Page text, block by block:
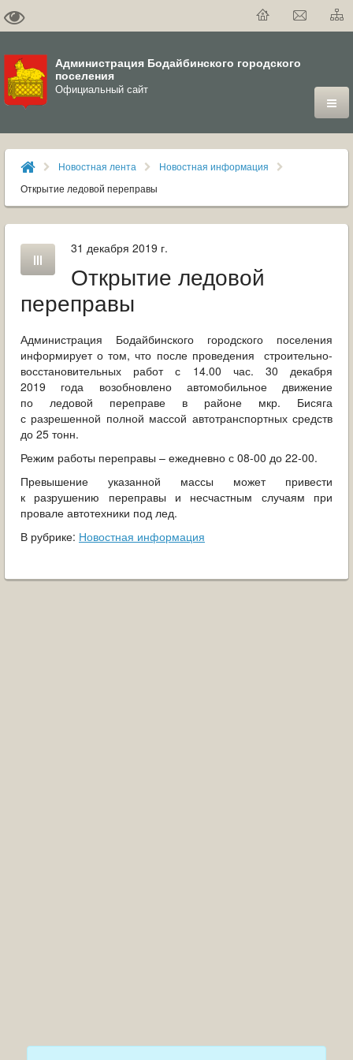
Администрация Бодайбинского городского
поселения
Официальный сайт
ГОРОД
ДУМА
ВЛАСТЬ
ДОКУМЕНТЫ
ОФИЦИАЛЬНЫЙ ВЕСТНИК БОДАЙБО
ОБРАЩЕНИЯ ГРАЖДАН
ГРАДОСТРОИТЕЛЬНАЯ ДЕЯТЕЛЬНОСТЬ
ИНФОРМИРОВАНИЕ НАСЕЛЕНИЯ
ДЕЯТЕЛЬНОСТЬ ПРОКУРАТУРЫ
МУНИЦИПАЛЬНЫЙ КОНТРОЛЬ
ПОИСК ПО САЙТУ
Новостная лента
Новостная информация
Открытие ледовой переправы
31 декабря 2019 г.
Открытие ледовой
переправы
Администрация Бодайбинского городского поселения
информирует о том, что после проведения строительно-
восстановительных работ с 14.00 час. 30 декабря
2019 года возобновлено автомобильное движение
по ледовой переправе в районе мкр. Бисяга
с разрешенной полной массой автотранспортных средств
до 25 тонн.
Режим работы переправы – ежедневно с 08-00 до 22-00.
Превышение указанной массы может привести
к разрушению переправы и несчастным случаям при
провале автотехники под лед.
В рубрике: Новостная информация